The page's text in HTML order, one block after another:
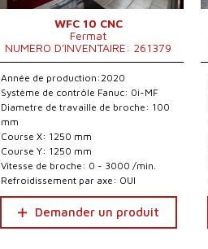
WFC 10 CNC
Fermat
NUMERO D'INVENTAIRE: 261379
Année de production:2020
Système de contrôle Fanuc: 0i-MF
Diametre de travaille de broche: 100
mm
Course X: 1250 mm
Course Y: 1250 mm
Vitesse de broche: 0 - 3000 /min.
Refroidissement par axe: OUI
Demander un produit